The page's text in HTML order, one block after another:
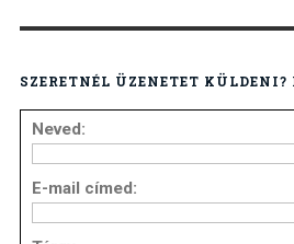
SZERETNÉL ÜZENETET
Neved:
E-mail címed: